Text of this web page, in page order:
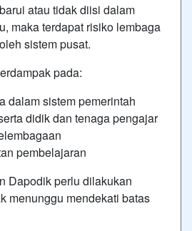
atau tidak diisi dalam
maka terdapat risiko lembaga
sistem pusat.
pada:
dalam sistem pemerintah
didik dan tenaga pengajar
pembelajaran
Dapodik perlu dilakukan
menunggu mendekati batas